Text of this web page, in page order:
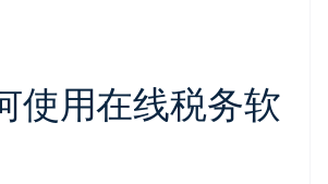
使用在线税务软